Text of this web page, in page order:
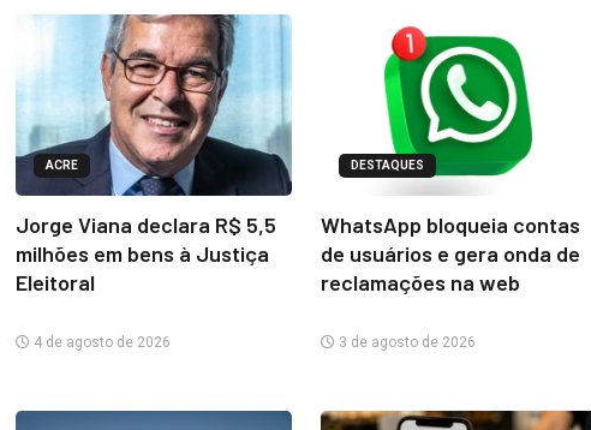
ACRE
Jorge Viana declara R$ 5,5
milhões em bens à Justiça
Eleitoral
4 de agosto de 2026
DESTAQUES
WhatsApp bloqueia contas
de usuários e gera onda de
reclamações na web
3 de agosto de 2026